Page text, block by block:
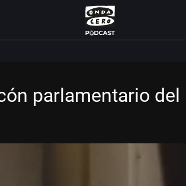
parlamentario del